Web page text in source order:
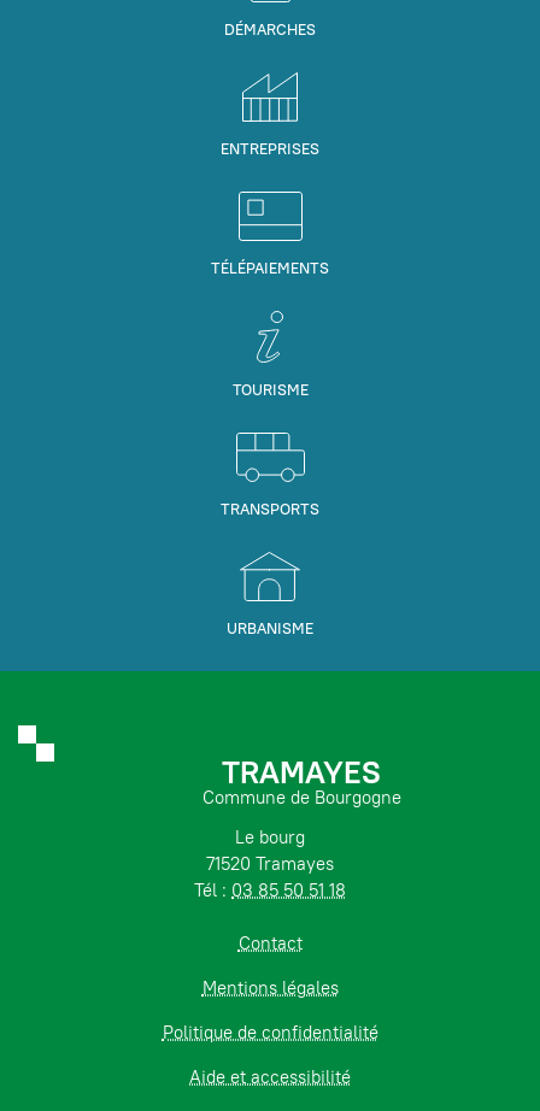
DÉMARCHES
ENTREPRISES
TÉLÉPAIEMENTS
TOURISME
TRANSPORTS
URBANISME
TRAMAYES
Commune de Bourgogne
Le bourg
71520 Tramayes
Tél : 03 85 50 51 18
Contact
Mentions légales
Politique de confidentialité
Aide et accessibilité